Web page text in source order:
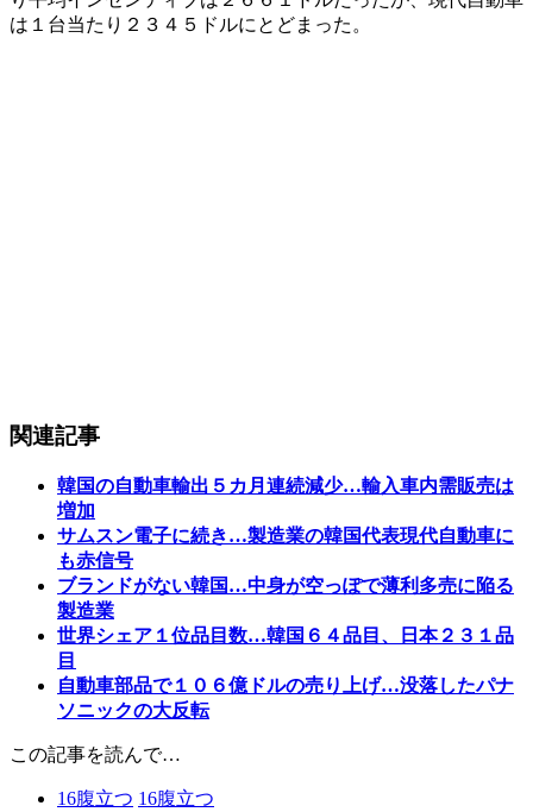
は１台当たり２３４５ドルにとどまった。
関連記事
韓国の自動車輸出５カ月連続減少…輸入車内需販売は
増加
サムスン電子に続き…製造業の韓国代表現代自動車に
も赤信号
ブランドがない韓国…中身が空っぽで薄利多売に陥る
製造業
世界シェア１位品目数…韓国６４品目、日本２３１品
目
自動車部品で１０６億ドルの売り上げ…没落したパナ
ソニックの大反転
この記事を読んで…
16腹立つ 16腹立つ